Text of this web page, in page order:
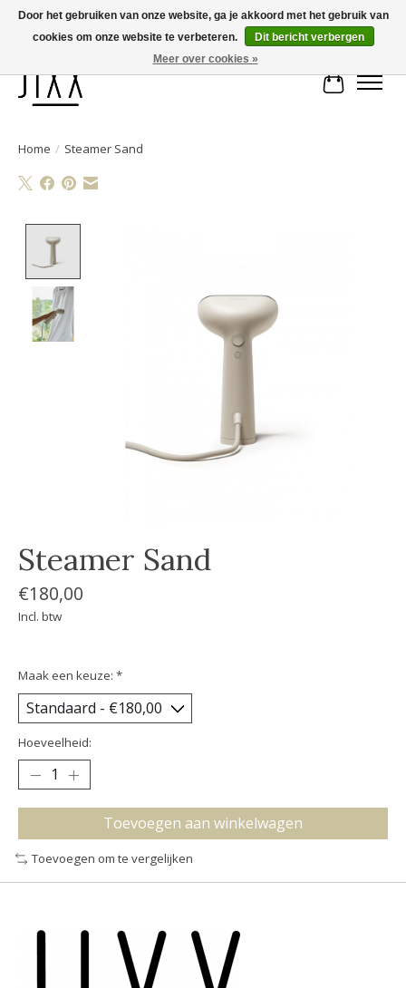
Voor 14.00 uur besteld, vandaag verstuurd | Gratis verzending vanaf € 75
Home / Steamer Sand
Steamer Sand
€180,00
Incl. btw
Maak een keuze: *
Hoeveelheid:
Toevoegen aan winkelwagen
Toevoegen om te vergelijken
Door het gebruiken van onze website, ga je akkoord met het gebruik van
cookies om onze website te verbeteren.
Dit bericht verbergen
Meer over cookies »